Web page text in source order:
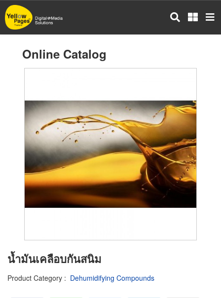
Skip
to
main
Online Catalog
น้ำมันเคลือบกันสนิม
Product Category : Dehumidifying Compounds